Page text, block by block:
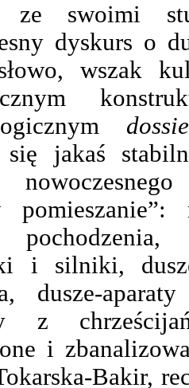
ze swoimi
dyskurs o
wszak
się jakaś
pomieszanie”:
i silniki,
dusze-
z
i
Bakir,